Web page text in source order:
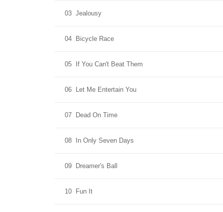
03 Jealousy
04 Bicycle Race
05 If You Can't Beat Them
06 Let Me Entertain You
07 Dead On Time
08 In Only Seven Days
09 Dreamer's Ball
10 Fun It